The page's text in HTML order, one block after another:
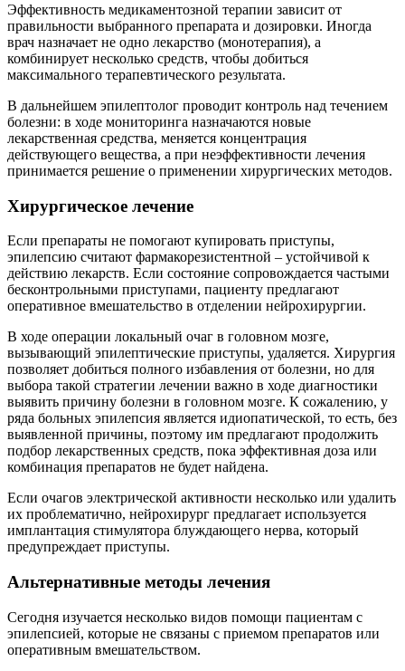
Эффективность медикаментозной терапии зависит от
правильности выбранного препарата и дозировки. Иногда
врач назначает не одно лекарство (монотерапия), а
комбинирует несколько средств, чтобы добиться
максимального терапевтического результата.
В дальнейшем эпилептолог проводит контроль над течением
болезни: в ходе мониторинга назначаются новые
лекарственная средства, меняется концентрация
действующего вещества, а при неэффективности лечения
принимается решение о применении хирургических методов.
Хирургическое лечение
Если препараты не помогают купировать приступы,
эпилепсию считают фармакорезистентной – устойчивой к
действию лекарств. Если состояние сопровождается частыми
бесконтрольными приступами, пациенту предлагают
оперативное вмешательство в отделении нейрохирургии.
В ходе операции локальный очаг в головном мозге,
вызывающий эпилептические приступы, удаляется. Хирургия
позволяет добиться полного избавления от болезни, но для
выбора такой стратегии лечении важно в ходе диагностики
выявить причину болезни в головном мозге. К сожалению, у
ряда больных эпилепсия является идиопатической, то есть, без
выявленной причины, поэтому им предлагают продолжить
подбор лекарственных средств, пока эффективная доза или
комбинация препаратов не будет найдена.
Если очагов электрической активности несколько или удалить
их проблематично, нейрохирург предлагает используется
имплантация стимулятора блуждающего нерва, который
предупреждает приступы.
Альтернативные методы лечения
Сегодня изучается несколько видов помощи пациентам с
эпилепсией, которые не связаны с приемом препаратов или
оперативным вмешательством.